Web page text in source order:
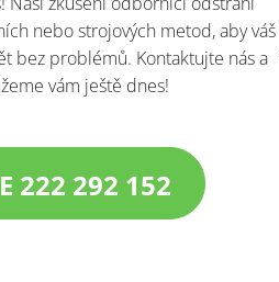
nebo strojových metod, aby váš
bez problémů. Kontaktujte nás a
vám ještě dnes!​
222 292 152